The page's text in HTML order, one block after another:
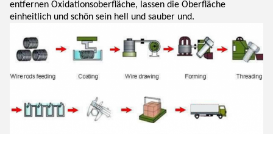
entfernen Oxidationsoberfläche, lassen die Oberfläche
einheitlich und schön sein hell und sauber und.